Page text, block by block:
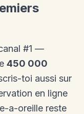
#1 —
450 000
toi aussi sur
en ligne
a-oreille reste